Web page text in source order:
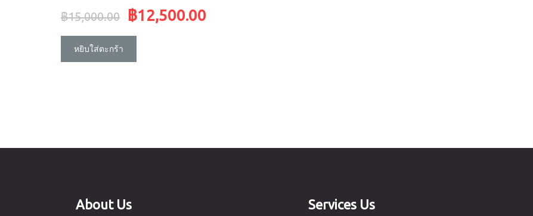
฿15,000.00
Original
฿15,000.00.
฿12,500.00
หยิบใส่ตะกร้า
About Us Services Us